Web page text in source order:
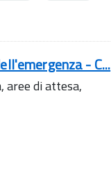
- C...
aree di attesa,